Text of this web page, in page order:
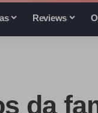
Reviews
da